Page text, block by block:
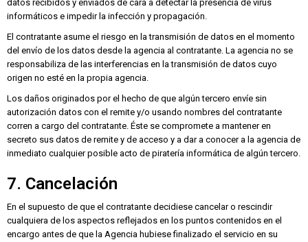
datos recibidos y enviados de cara a detectar la presencia de virus
informáticos e impedir la infección y propagación.
El contratante asume el riesgo en la transmisión de datos en el momento
del envío de los datos desde la agencia al contratante. La agencia no se
responsabiliza de las interferencias en la transmisión de datos cuyo
origen no esté en la propia agencia.
Los daños originados por el hecho de que algún tercero envíe sin
autorización datos con el remite y/o usando nombres del contratante
corren a cargo del contratante. Éste se compromete a mantener en
secreto sus datos de remite y de acceso y a dar a conocer a la agencia de
inmediato cualquier posible acto de piratería informática de algún tercero.
7. Cancelación
En el supuesto de que el contratante decidiese cancelar o rescindir
cualquiera de los aspectos reflejados en los puntos contenidos en el
encargo antes de que la Agencia hubiese finalizado el servicio en su